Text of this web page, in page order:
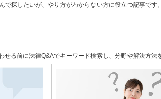
で探したいが、やり方がわからない方に役立つ記事です
る前に法律Q&Aでキーワード検索し、分野や解決方法